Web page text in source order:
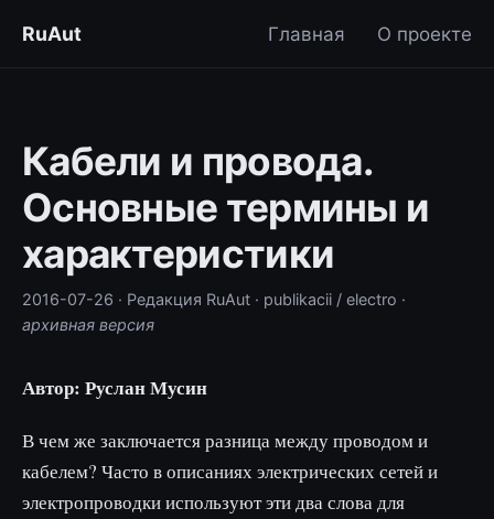
RuAut Главная О проекте
Кабели и провода.
Основные термины и
характеристики
2016-07-26 · Редакция RuAut · publikacii / electro ·
архивная версия
Автор: Руслан Мусин
В чем же заключается разница между проводом и
кабелем? Часто в описаниях электрических сетей и
электропроводки используют эти два слова для